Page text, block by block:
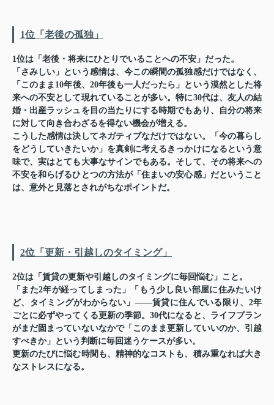
1位「老後の孤独」
1位は「老後・将来にひとりでいることへの不安」だった。
「さみしい」という感情は、今この瞬間の孤独感だけではなく、
「このまま10年後、20年後も一人だったら」という漠然とした将
来への不安として現れていることが多い。特に30代は、友人の結
婚・出産ラッシュを目の当たりにする時期でもあり、自分の将来
に対して向き合わざるを得ない機会が増える。
こうした感情は決してネガティブなだけではない。「今の暮らし
をどうしていきたいか」を真剣に考えるきっかけになるという意
味で、実はとても大事なサインでもある。そして、その将来への
不安を和らげるひとつの方法が「住まいの安心感」だということ
は、意外と見落とされがちなポイントだ。
2位「更新・引越しのタイミング」
2位は「賃貸の更新や引越しのタイミングに毎回悩む」こと。
「また2年が経ってしまった」「もう少し良い部屋に住みたいけ
ど、タイミングがわからない」——賃貸に住んでいる限り、2年
ごとに必ずやってくる更新の季節。30代になると、ライフプラン
がまだ固まっていないなかで「このまま更新していいのか、引越
すべきか」という判断に毎回迷うケースが多い。
更新のたびに悩む時間も、精神的なコストも、積み重なれば大き
なストレスになる。